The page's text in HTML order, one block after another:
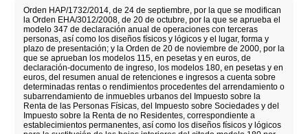
Orden HAP/1732/2014, de 24 de septiembre, por la que se modifican
la Orden EHA/3012/2008, de 20 de octubre, por la que se aprueba el
modelo 347 de declaración anual de operaciones con terceras
personas, así como los diseños físicos y lógicos y el lugar, forma y
plazo de presentación; y la Orden de 20 de noviembre de 2000, por la
que se aprueban los modelos 115, en pesetas y en euros, de
declaración-documento de ingreso, los modelos 180, en pesetas y en
euros, del resumen anual de retenciones e ingresos a cuenta sobre
determinadas rentas o rendimientos procedentes del arrendamiento o
subarrendamiento de inmuebles urbanos del Impuesto sobre la
Renta de las Personas Físicas, del Impuesto sobre Sociedades y del
Impuesto sobre la Renta de no Residentes, correspondiente a
establecimientos permanentes, así como los diseños físicos y lógicos